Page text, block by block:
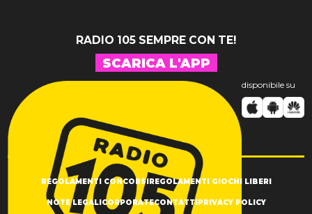
RADIO 105 SEMPRE CON TE!
SCARICA L'APP
disponibile su
REGOLAMENTI CONCORSI REGOLAMENTI GIOCHI LIBERI
NOTE LEGALI CORPORATECONTATTI PRIVACY POLICY